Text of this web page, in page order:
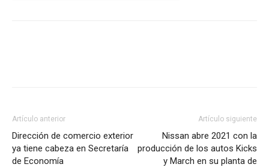
Artículo anterior
Dirección de comercio exterior
ya tiene cabeza en Secretaría
de Economía
Artículo siguiente
Nissan abre 2021 con la
producción de los autos Kicks
y March en su planta de